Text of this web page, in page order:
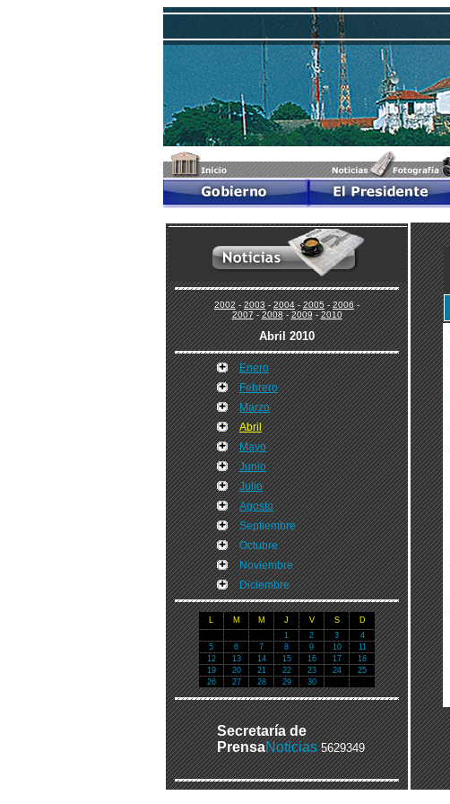
2002-2003-2004-2005-2006-
2007-2008-2009-2010
Abril 2010
Enero
Febrero
Marzo
Abril
Mayo
Junio
Julio
Agosto
Septiembre
Octubre
Noviembre
Diciembre
L M M J V S
D
1
2 3
4
5
6 7 8 9 10
11
12
13 14 15 16 17
18
19
20 21 22 23 24
25
26
27 28 29 30
Secretaría de
PrensaNoticias 5629349